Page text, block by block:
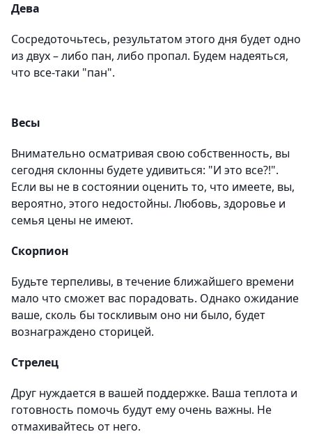
Дева
Сосредоточьтесь, результатом этого дня будет одно
из двух – либо пан, либо пропал. Будем надеяться,
что все-таки "пан".
Весы
Внимательно осматривая свою собственность, вы
сегодня склонны будете удивиться: "И это все?!".
Если вы не в состоянии оценить то, что имеете, вы,
вероятно, этого недостойны. Любовь, здоровье и
семья цены не имеют.
Скорпион
Будьте терпеливы, в течение ближайшего времени
мало что сможет вас порадовать. Однако ожидание
ваше, сколь бы тоскливым оно ни было, будет
вознаграждено сторицей.
Стрелец
Друг нуждается в вашей поддержке. Ваша теплота и
готовность помочь будут ему очень важны. Не
отмахивайтесь от него.